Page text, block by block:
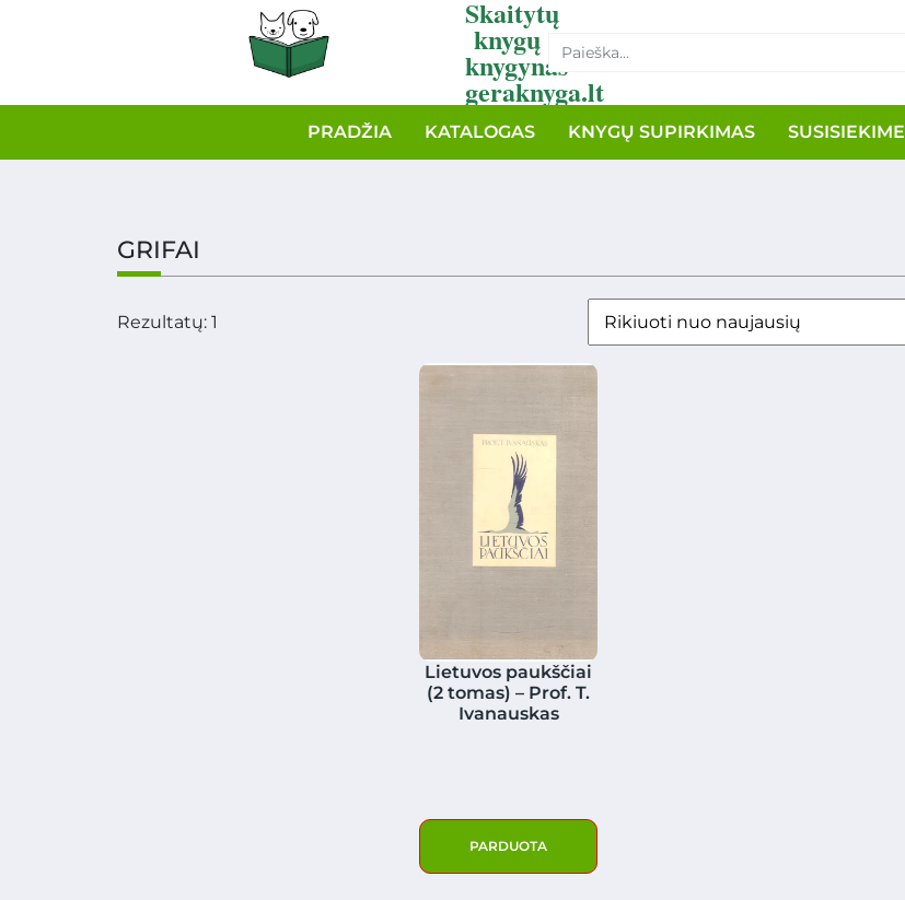
Skaitytų
knygų
knygynas
geraknyga.lt
PRADŽIA KATALOGAS KNYGŲ SUPIRKIMAS SUSISIEKIME
GRIFAI
Rezultatų: 1
Lietuvos paukščiai
(2 tomas) – Prof. T.
Ivanauskas
PARDUOTA